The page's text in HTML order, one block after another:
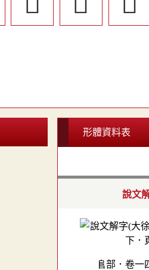
形體資料表
說文
𨸏部．卷一